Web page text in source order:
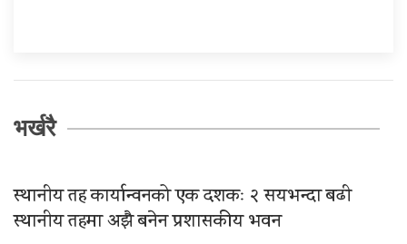
भर्खरै
स्थानीय तह कार्यान्वनको एक दशकः २ सयभन्दा बढी
स्थानीय तहमा अझै बनेन प्रशासकीय भवन